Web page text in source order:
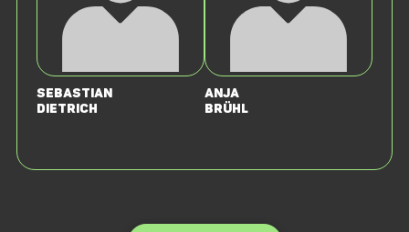
Sebastian
Dietrich
Anja
Brühl